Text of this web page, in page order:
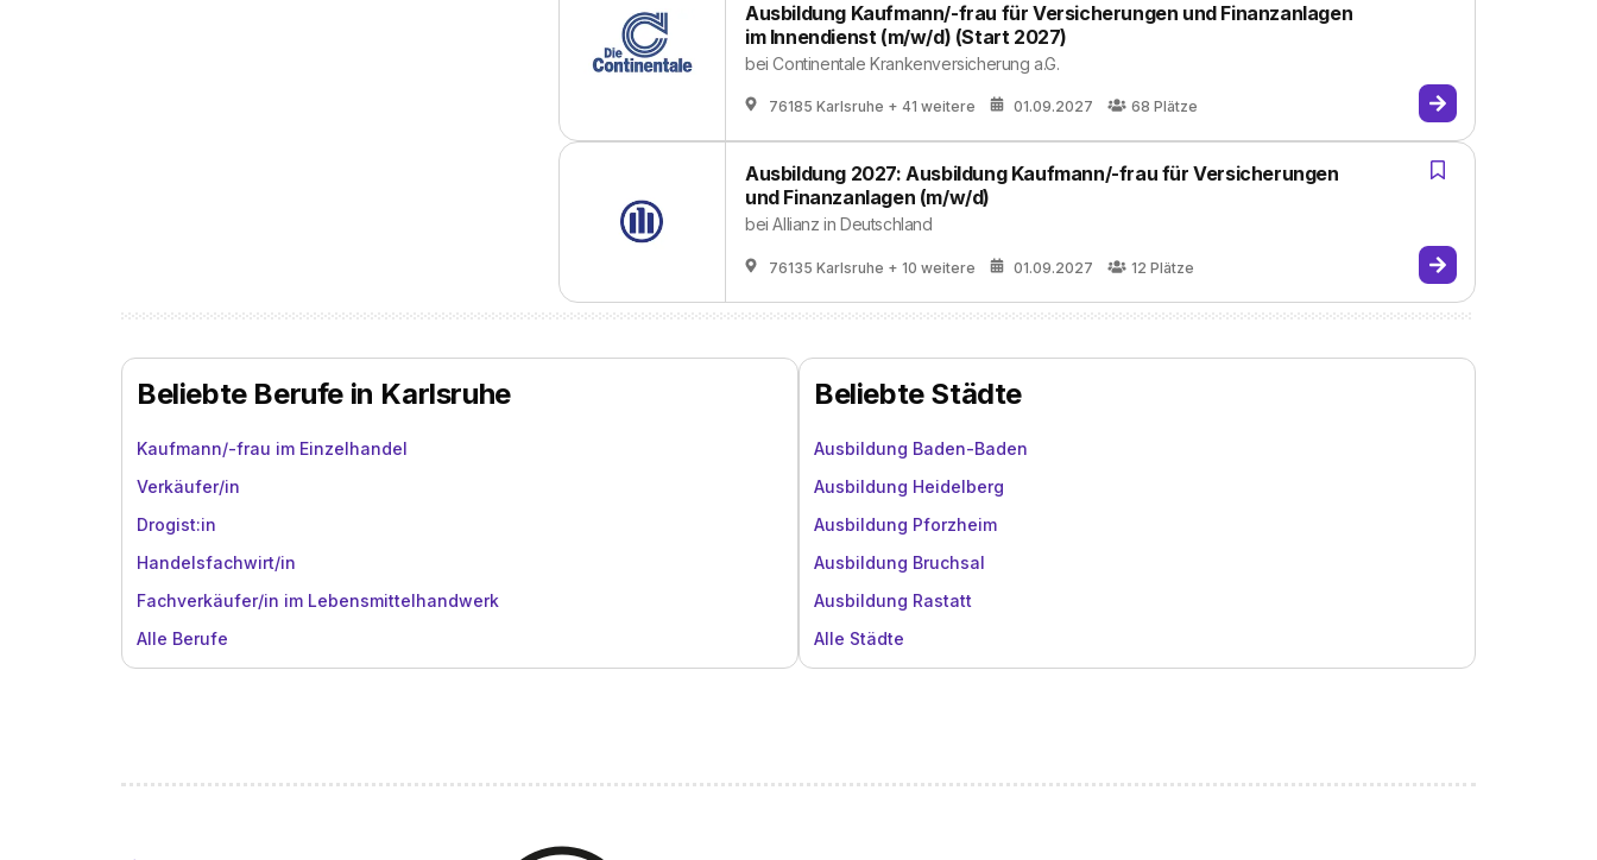
Ausbildung Kaufmann/-frau für Versicherungen und Finanzanlagen
im Innendienst (m/w/d) (Start 2027)
beiContinentale Krankenversicherung a.G.
76185 Karlsruhe + 41 weitere 01.09.2027 68 Plätze
Ausbildung 2027: Ausbildung Kaufmann/-frau für Versicherungen
und Finanzanlagen (m/w/d)
beiAllianz in Deutschland
76135 Karlsruhe + 10 weitere 01.09.2027 12 Plätze
Beliebte Berufe in Karlsruhe
Kaufmann/-frau im Einzelhandel
Verkäufer/in
Drogist:in
Handelsfachwirt/in
Fachverkäufer/in im Lebensmittelhandwerk
Alle Berufe
Beliebte Städte
Ausbildung Baden-Baden
Ausbildung Heidelberg
Ausbildung Pforzheim
Ausbildung Bruchsal
Ausbildung Rastatt
Alle Städte